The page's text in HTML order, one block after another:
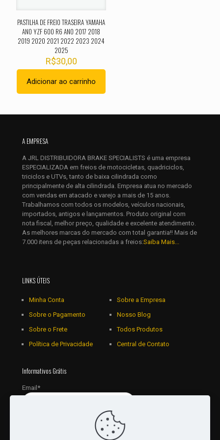
mail*
Salvar meus dados neste navegador para a próxima vez que
eu comentar.
PASTILHA DE FREIO TRASEIRA YAMAHA
ANO YZF 600 R6 ANO 2017 2018
2019 2020 2021 2022 2023 2024
2025
R$30,00
Adicionar ao carrinho
A EMPRESA
A JRL DISTRIBUIDORA BRAKE SPECIALISTS é uma empresa
ESPECIALIZADA em freios de motocicletas, quadriciclos,
triciclos e UTVs, tanto de baixa cilindrada como
principalmente de alta cilindrada. Empresa atua no mercado
com vendas em atacado e varejo a mais de 15 anos.
Trabalhamos com todos os modelos, veículos nacionais,
importados, antigos e lançamentos. Produto original com
nota fiscal, melhor preço, qualidade e excelente atendimento.
As melhores marcas do mercado com total garantia!! Mais de
7.000 itens de peças relacionadas a freios:Saiba Mais...
LINKS ÚTEIS
Minha Conta
Sobre o Pagamento
Sobre o Frete
Política de Privacidade
Sobre a Empresa
Nosso Blog
Todos Produtos
Central de Contato
Informativos Grátis
Email*